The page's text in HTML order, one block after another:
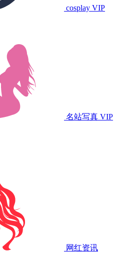
cosplay VIP
名站写真 VIP
网红资讯